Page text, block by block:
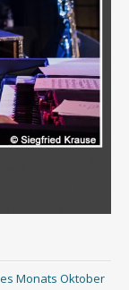
Monats Oktober